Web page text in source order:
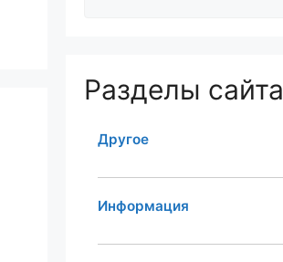
Разделы сайта
Другое
Информация